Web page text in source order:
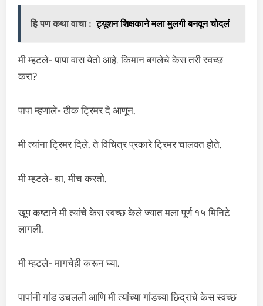
हि पण कथा वाचा : ट्यूशन शिक्षकाने मला मुलगी बनवून चोदलं
मी म्हटले- पापा वास येतो आहे. किमान बगलेचे केस तरी स्वच्छ
करा?
पापा म्हणाले- ठीक ट्रिमर दे आणून.
मी त्यांना ट्रिमर दिले. ते विचित्र प्रकारे ट्रिमर चालवत होते.
मी म्हटले- द्या, मीच करतो.
खूप कष्टाने मी त्यांचे केस स्वच्छ केले ज्यात मला पूर्ण १५ मिनिटे
लागली.
मी म्हटले- मागचेही करून घ्या.
पापांनी गांड उचलली आणि मी त्यांच्या गांडच्या छिद्राचे केस स्वच्छ